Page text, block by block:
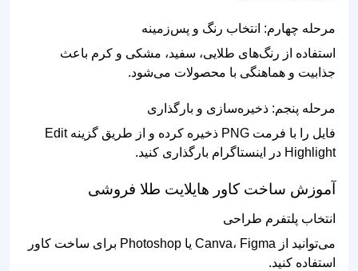
مرحله چهارم: انتخاب رنگ و پس‌زمینه
استفاده از رنگ‌های طلایی، سفید، مشکی و کرم باعث
جذابیت و هماهنگی با محصولات می‌شود.
مرحله پنجم: ذخیره‌سازی و بارگذاری
فایل را با فرمت PNG ذخیره کرده و از طریق گزینه Edit
Highlight در اینستاگرام بارگذاری کنید.
آموزش ساخت کاور هایلایت طلا فروشی
انتخاب پلتفرم طراحی
می‌توانید از Canva، Figma یا Photoshop برای ساخت کاور
استفاده کنید.